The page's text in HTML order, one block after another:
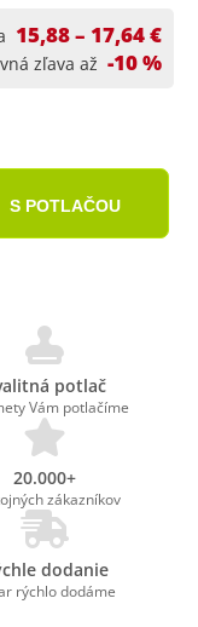
15,88 – 17,64 €
zľava až -10 %
S POTLAČOU
potlač
Vám potlačíme
20.000+
zákazníkov
dodanie
rýchlo dodáme